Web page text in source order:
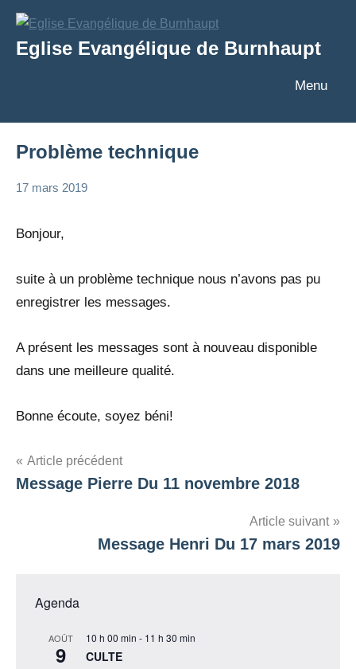
Aller
contenu
Eglise Evangélique de Burnhaupt
Texte
Menu
Problème technique
17 mars 2019
Bonjour,
suite à un problème technique nous n’avons pas pu
enregistrer les messages.
A présent les messages sont à nouveau disponible
dans une meilleure qualité.
Bonne écoute, soyez béni!
Navigation
de
Article précédent
Message Pierre Du 11 novembre 2018
Article suivant
Message Henri Du 17 mars 2019
Agenda
AOÛT
9
10 h 00 min - 11 h 30 min
CULTE